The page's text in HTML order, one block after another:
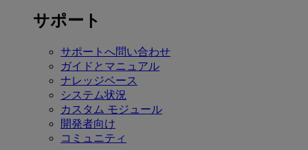
サポート
サポートへ問い合わせ
ガイドとマニュアル
ナレッジベース
システム状況
カスタム モジュール
開発者向け
コミュニティ